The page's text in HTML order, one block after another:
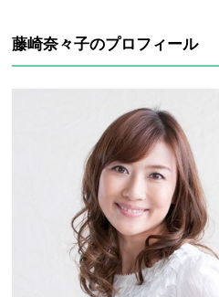
藤崎奈々子のプロフィール